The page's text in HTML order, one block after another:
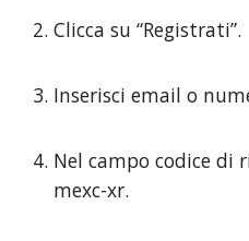
Clicca su “Registrati”.
Inserisci email o
Nel campo codice di
mexc-xr.